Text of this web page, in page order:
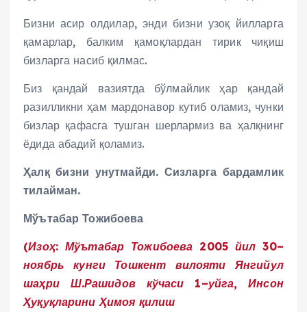
Бизни асир олдилар, энди бизни узоқ йилларга
қамарлар, балким қамоқлардан тирик чиқиш
бизларга насиб қилмас.
Биз қандай вазиятда бўлмайлик ҳар қандай
разилликни ҳам мардонавор кутиб оламиз, чунки
бизлар қафасга тушган шерлармиз ва ҳалқнинг
ёдида абадий қоламиз.
Ҳалқ бизни унутмайди. Сизларга бардамлик
тилайман.
Мўътабар Тожибоева
(Изоҳ: Мўътабар Тожибоева 2005 йил 30–
ноябрь кунги Тошкент вилояти Янгийул
шаҳри Ш.Рашидов кўчаси 1–уйга, Инсон
Ҳуқуқларини Ҳимоя қилиш